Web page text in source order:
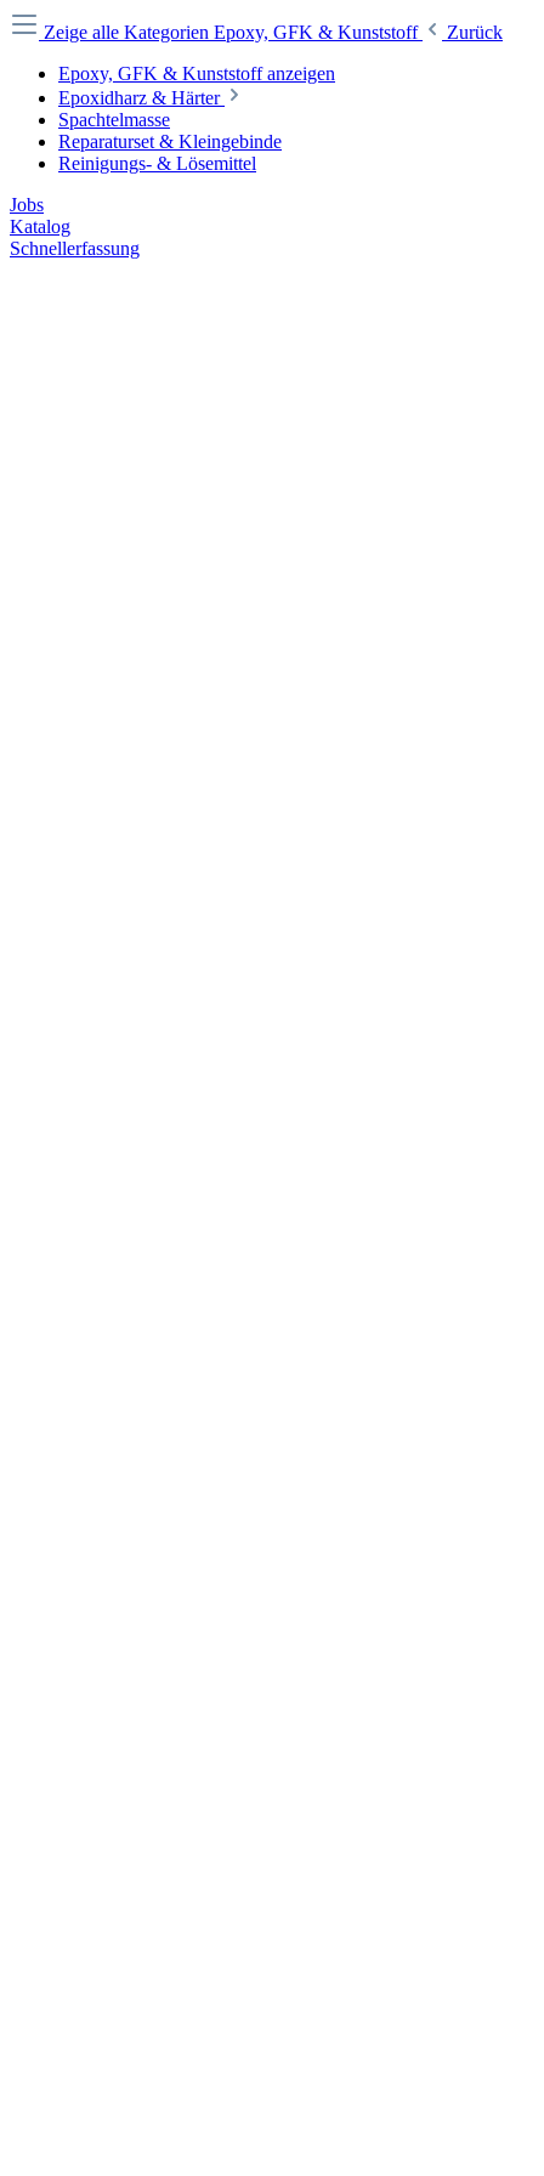
Zeige alle Kategorien Epoxy, GFK & Kunststoff
Zurück
Epoxy, GFK & Kunststoff anzeigen
Epoxidharz & Härter
Spachtelmasse
Reparaturset & Kleingebinde
Reinigungs- & Lösemittel
Jobs
Katalog
Schnellerfassung